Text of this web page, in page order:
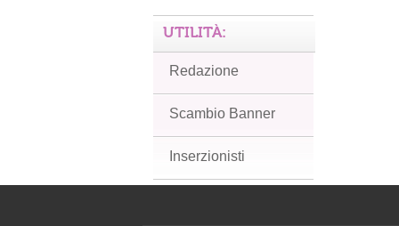
UTILITÀ:
Redazione
Scambio Banner
Inserzionisti